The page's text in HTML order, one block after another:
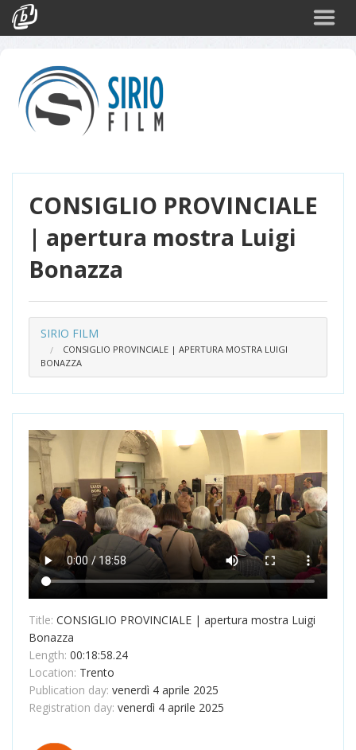
Eventi
CONSIGLIO PROVINCIALE
| apertura mostra Luigi
Bonazza
SIRIO FILM
CONSIGLIO PROVINCIALE | APERTURA MOSTRA LUIGI
BONAZZA
Title: CONSIGLIO PROVINCIALE | apertura mostra Luigi
Bonazza
Length: 00:18:58.24
Location: Trento
Publication day: venerdì 4 aprile 2025
Registration day: venerdì 4 aprile 2025